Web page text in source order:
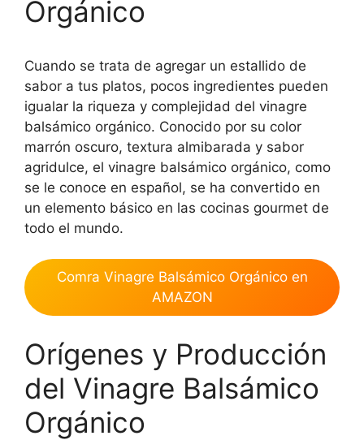
Orgánico
Cuando se trata de agregar un estallido de
sabor a tus platos, pocos ingredientes pueden
igualar la riqueza y complejidad del vinagre
balsámico orgánico. Conocido por su color
marrón oscuro, textura almibarada y sabor
agridulce, el vinagre balsámico orgánico, como
se le conoce en español, se ha convertido en
un elemento básico en las cocinas gourmet de
todo el mundo.
Comra Vinagre Balsámico Orgánico en
AMAZON
Orígenes y Producción
del Vinagre Balsámico
Orgánico